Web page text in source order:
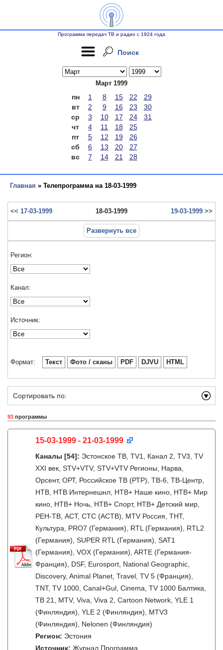
Программа передач ТВ и радио с 1924 года
Поиск
Март 1999
пн 1 8 15 22
29
вт
2 9 16 23
30
ср
3 10 17 24
31
чт
4 11 18
25
пт
5 12 19
26
сб
6 13 20
27
вс
7 14 21 28
Главная » Телепрограмма на 18-03-1999
<< 17-03-1999 18-03-1999 19-03-1999 >>
Развернуть все
Регион:
Канал:
Источник:
Формат: Текст Фото / сканы PDF DJVU HTML
Сортировать по:
93 программы
15-03-1999 - 21-03-1999
Каналы [54]: Эстонское ТВ, TV1, Канал 2, TV3, TV
XXI век, STV+VTV, STV+VTV Регионы, Нарва,
Орсент, ОРТ, Российское ТВ (РТР), ТВ-6, ТВ-Центр,
НТВ, НТВ Интернешнл, НТВ+ Наше кино, НТВ+ Мир
кино, НТВ+ Ночь, НТВ+ Спорт, НТВ+ Детский мир,
РЕН-ТВ, АСТ, СТС (АСТВ), MTV Россия, ТНТ,
Культура, PRO7 (Германия), RTL (Германия), RTL2
(Германия), SUPER RTL (Германия), SAT1
(Германия), VOX (Германия), ARTE (Германия-
Франция), DSF, Eurosport, National Geographic,
Discovery, Animal Planet, Travel, TV 5 (Франция),
TNT, TV 1000, Canal+Gul, Cinema, TV 1000 Балтика,
ТВ 21, MTV, Viva, Viva 2, Cartoon Network, YLE 1
(Финляндия), YLE 2 (Финляндия), MTV3
(Финляндия), Nelonen (Финляндия)
Регион: Эстония
Источник: Журнал Программа